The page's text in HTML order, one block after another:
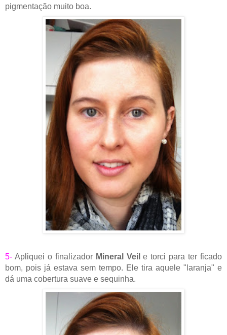
pigmentação muito boa.
5- Apliquei o finalizador Mineral Veile torci para ter ficado
bom, pois já estava sem tempo. Ele tira aquele "laranja" e
dá uma cobertura suave e sequinha.